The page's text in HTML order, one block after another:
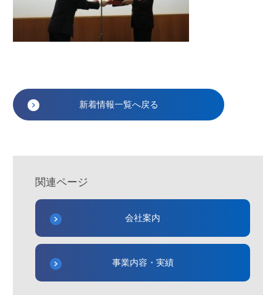
新着情報一覧へ戻る
関連ページ
会社案内
事業内容・実績